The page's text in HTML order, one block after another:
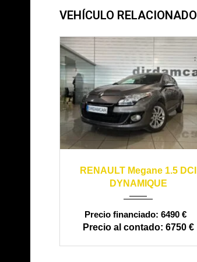
VEHÍCULO RELACIONADO
RENAULT Megane 1.5 DCI
DYNAMIQUE
6490 €
6750 €